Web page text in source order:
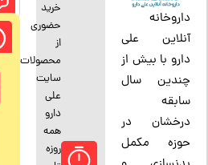
داروخانه
آنلاین علی
دارو با بیش از
چندین سال
سابقه
درخشان در
حوزه مکمل
خرید
حضوری
از
محصولات
سایت
علی
دارو
همه
روزه